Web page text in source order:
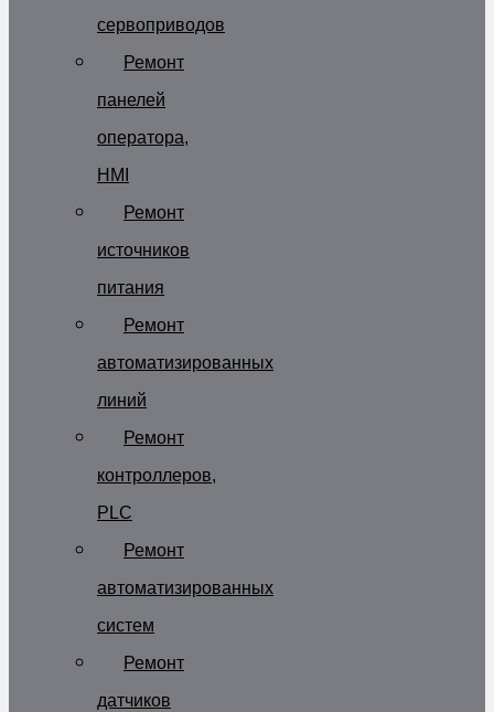
сервоприводов
Ремонт
панелей
оператора,
HMI
Ремонт
источников
питания
Ремонт
автоматизированных
линий
Ремонт
контроллеров,
PLC
Ремонт
автоматизированных
систем
Ремонт
датчиков